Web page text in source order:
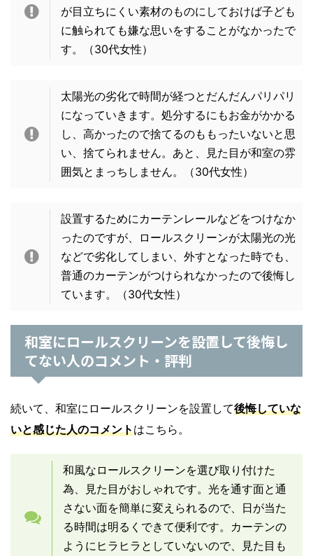
が目立ちにくい素材のものにしておけば子ども
に触られても嫌な思いをすることがなかったで
す。
（30代女性）
太陽光の劣化で時間が経つとだんだんパリパリ
になっていきます。処分するにもお金がかかる
し、高かったので捨てるのももったいないと思
い、捨てられません。あと、見た目が和室の雰
囲気とまっちしません。
（30代女性）
設置するためにカーテンレールなどをつけなか
ったのですが、ロールスクリーンが太陽光の光
などで劣化してしまい、外すとなった時でも、
普通のカーテンがつけられなかったので後悔し
ています。
（30代女性）
和室にロールスクリーンを設置して後悔し
てない人のコメント・評判
続いて、和室にロールスクリーンを設置して後悔していな
いと感じた人のコメントはこちら。
和風なロールスクリーンを選び取り付けた
為、見た目がおしゃれです。光を通す面と通
さない面を簡単に変えられるので、日が当た
る時間は明るくできて便利です。カーテンの
ようにヒラヒラとしていないので、見た目も